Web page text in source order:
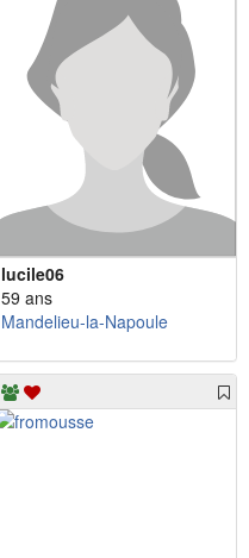
lucile06
59 ans
Mandelieu-la-Napoule